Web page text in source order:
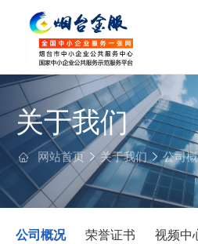
关于我们
网站首页 关于我们 公司
公司概况 荣誉证书 视频中